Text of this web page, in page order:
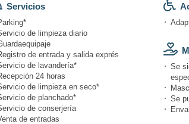
Servicios
de limpieza diario
de entrada y salida exprés
de lavandería*
24 horas
de limpieza en seco*
de planchado*
de conserjería
de entradas
Se
Se